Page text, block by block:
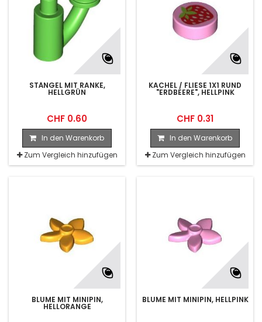
STÄNGEL MIT RANKE,
HELLGRÜN
CHF 0.60
In den Warenkorb
Zum Vergleich hinzufügen
KACHEL / FLIESE 1X1 RUND
"ERDBEERE", HELLPINK
CHF 0.31
In den Warenkorb
Zum Vergleich hinzufügen
BLUME MIT MINIPIN,
HELLORANGE
BLUME MIT MINIPIN, HELLPINK